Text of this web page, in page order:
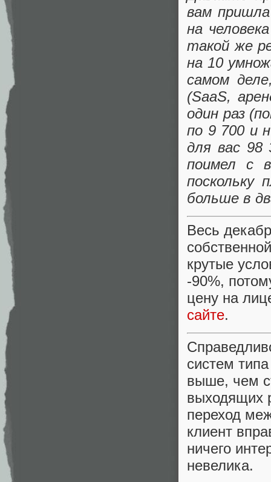
вам
на
такой же
на 10
самом
(SaaS,
один раз
по 9 700 и
для вас
поимел с
поскольку
больше в
Весь
крутые
-90%,
цену на
сайте.
систем
выше, чем
выходящих
переход
клиент
ничего
невелика.